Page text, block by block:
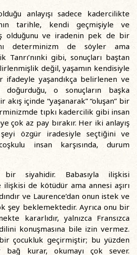
anlayışı sadece kadercilikte
tarihle, kendi geçmişiyle ve
olduğunu ve iradenin pek de bir
determinizm de söyler ama
Tanrı’nınki gibi, sonuçları baştan
değil, yaşamın kendisiyle
yaşandıkça belirlenen ve
doğurduğu, o sonuçların başka
akış içinde “yaşanarak” “oluşan” bir
tıpkı kadercilik gibi insan
çok az pay bırakır. Her iki anlayış
özgür iradesiyle seçtiğini ve
insan karşısında, durum
bir siyahidir. Babasıyla ilişkisi
de kötüdür ama annesi aşırı
ve Laurence’dan onun istek ve
şey beklemektedir. Ayrıca onu bir
kararlıdır, yalnızca Fransızca
konuşmasına bile izin vermez.
çocukluk geçirmiştir; bu yüzden
kurar, okumayı çok sever.